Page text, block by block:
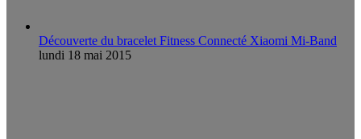
Découverte du bracelet Fitness Connecté Xiaomi Mi-Band
lundi 18 mai 2015